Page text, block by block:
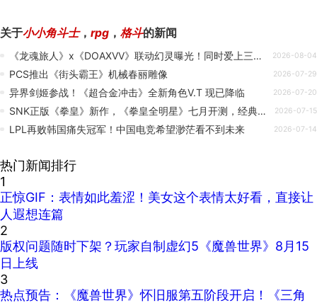
关于小小角斗士， rpg ， 格斗的新闻
《龙魂旅人》x《DOAXVV》联动幻灵曝光！同时爱上三个格斗少女真的要藏好！ 2026-08-04
PCS推出《街头霸王》机械春丽雕像 2026-07-29
异界剑姬参战！《超合金冲击》全新角色V.T 现已降临 2026-07-20
SNK正版《拳皇》新作，《拳皇全明星》七月开测，经典角色大集结 2026-07-15
LPL再败韩国痛失冠军！中国电竞希望渺茫看不到未来 2026-07-14
热门新闻排行
1
正惊GIF：表情如此羞涩！美女这个表情太好看，直接让
人遐想连篇
2
版权问题随时下架？玩家自制虚幻5《魔兽世界》8月15
日上线
3
热点预告：《魔兽世界》怀旧服第五阶段开启！《三角